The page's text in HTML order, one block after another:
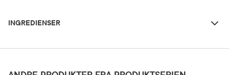
Kremen smøres på ansikt og hals daglig, eller ved behov, gjerne
Forsiktighetsregler
INGREDIENSER